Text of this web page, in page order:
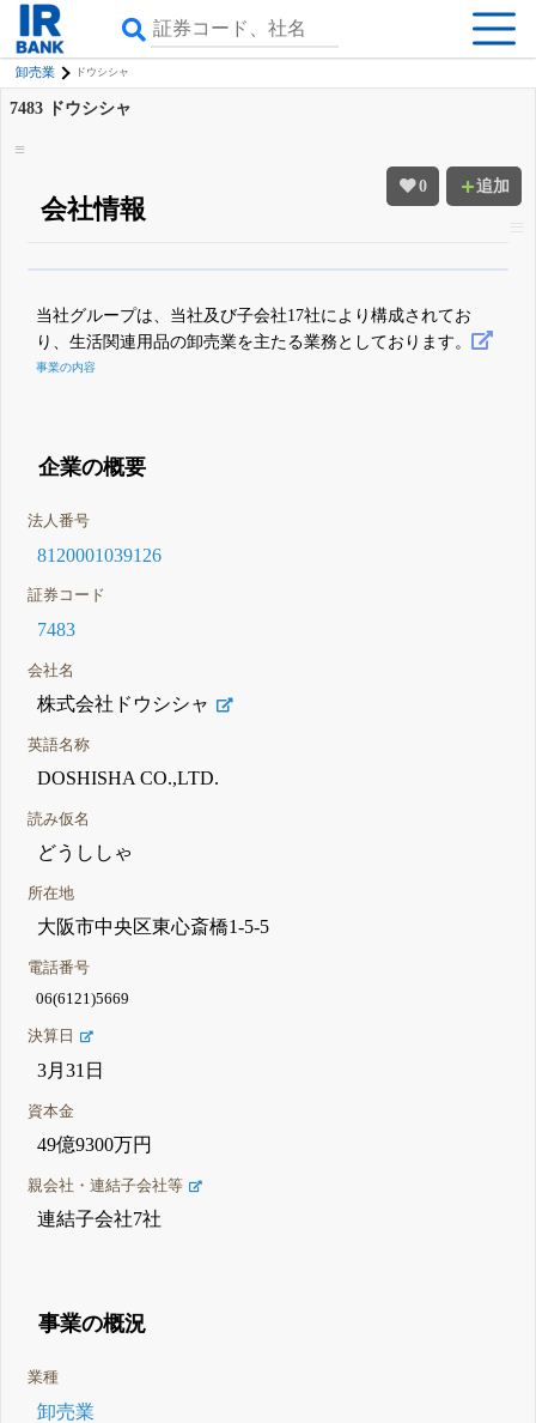
卸売業 ドウシシャ
0 追加
7483 ドウシシャ
会社情報
詳しく見られる
無料でβ版をはじめる
登録すると永久30%OFFと米株版の先行利用も付きます
当社グループは、当社及び子会社17社により構成されてお
り、生活関連用品の卸売業を主たる業務としております。
事業の内容
企業の概要
法人番号
8120001039126
証券コード
7483
会社名
株式会社ドウシシャ
英語名称
DOSHISHA CO.,LTD.
読み仮名
どうししゃ
所在地
大阪市中央区東心斎橋1-5-5
電話番号
06(6121)5669
決算日
3月31日
資本金
49億9300万円
親会社・連結子会社等
連結子会社7社
事業の概況
業種
卸売業